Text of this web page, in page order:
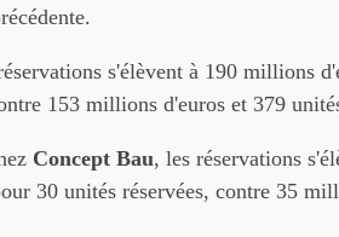
s'élèvent à 190 millions
153 millions d'euros et 379
Concept Bau, les réservations
30 unités réservées, contre 35